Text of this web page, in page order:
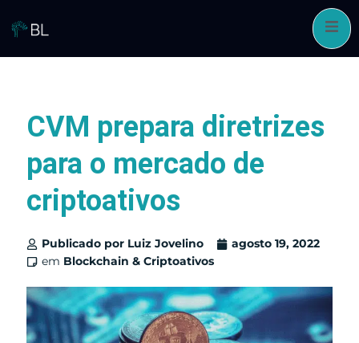
Pular
para
CVM prepara diretrizes
para o mercado de
criptoativos
Publicado por Luiz Jovelino
agosto 19, 2022
em Blockchain & Criptoativos